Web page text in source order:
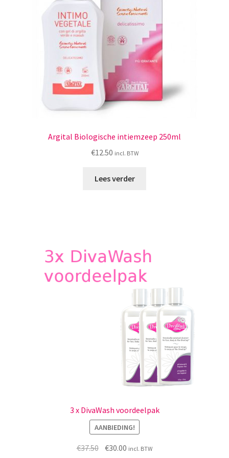
Argital Biologische intiemzeep 250ml
€12.50 incl. BTW
Lees verder
3 x DivaWash voordeelpak
AANBIEDING!
€37.50 Oorspronkelijke
€30.00 Huidige
incl. BTW